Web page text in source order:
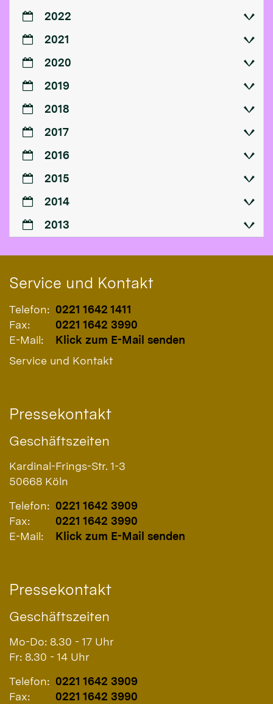
2022
2021
2020
2019
2018
2017
2016
2015
2014
2013
Service und Kontakt
Telefon: 0221 1642 1411
Fax:
0221 1642 3990
E-Mail:
Klick zum E-Mail senden
Service und Kontakt
Pressekontakt
Geschäftszeiten
Kardinal-Frings-Str. 1-3
50668 Köln
Telefon: 0221 1642 3909
Fax:
0221 1642 3990
E-Mail:
Klick zum E-Mail senden
Pressekontakt
Geschäftszeiten
Mo-Do: 8.30 - 17 Uhr
Fr: 8.30 - 14 Uhr
Telefon: 0221 1642 3909
Fax:
0221 1642 3990